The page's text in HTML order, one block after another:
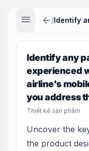
menu arrow_back /
Identify any
experienced
airline's
you address
Thiết kế sản phẩm
Uncover the
the product